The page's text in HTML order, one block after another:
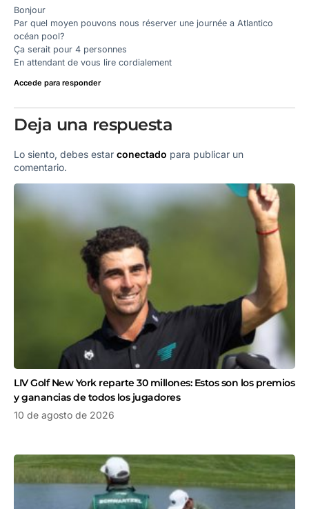
Bonjour
Par quel moyen pouvons nous réserver une journée a Atlantico
océan pool?
Ça serait pour 4 personnes
En attendant de vous lire cordialement
Accede para responder
Deja una respuesta
Lo siento, debes estar conectado para publicar un
comentario.
LIV Golf New York reparte 30 millones: Estos son los premios
y ganancias de todos los jugadores
10 de agosto de 2026